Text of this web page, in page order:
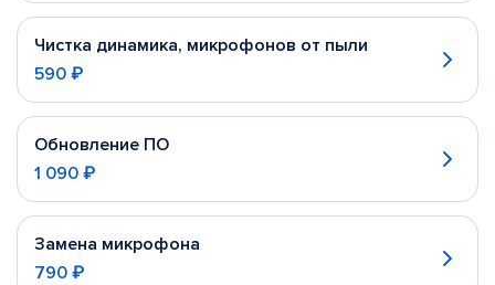
Чистка динамика, микрофонов от пыли
590 ₽
Обновление ПО
1 090 ₽
Замена микрофона
790 ₽